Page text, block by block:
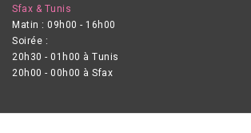
Sfax & Tunis
Matin : 09h00 - 16h00
Soirée :
20h30 - 01h00 à Tunis
20h00 - 00h00 à Sfax